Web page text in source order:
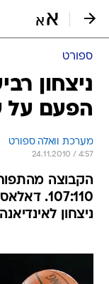
ספורט
ניצחון
הפעם על
מערכת וואלה ספורט
24.11.2010 / 4:57
הקבוצה מהתפוח
ניצחון לאינדיאנה